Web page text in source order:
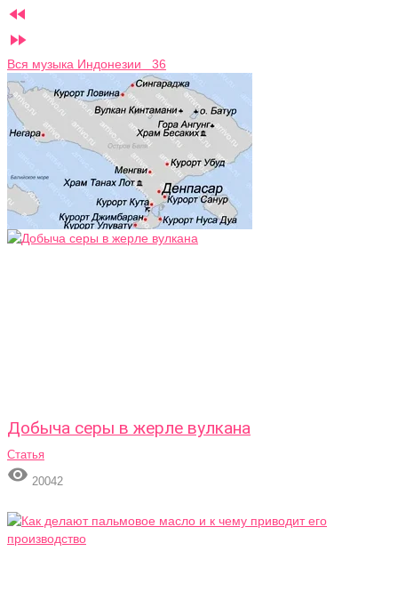


Вся музыка Индонезии 36
Добыча серы в жерле вулкана
Статья
 20042